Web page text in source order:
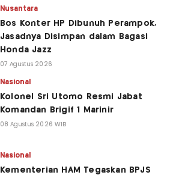
Nusantara
Bos Konter HP Dibunuh Perampok,
Jasadnya Disimpan dalam Bagasi
Honda Jazz
07 Agustus 2026
Nasional
Kolonel Sri Utomo Resmi Jabat
Komandan Brigif 1 Marinir
08 Agustus 2026 WIB
Nasional
Kementerian HAM Tegaskan BPJS